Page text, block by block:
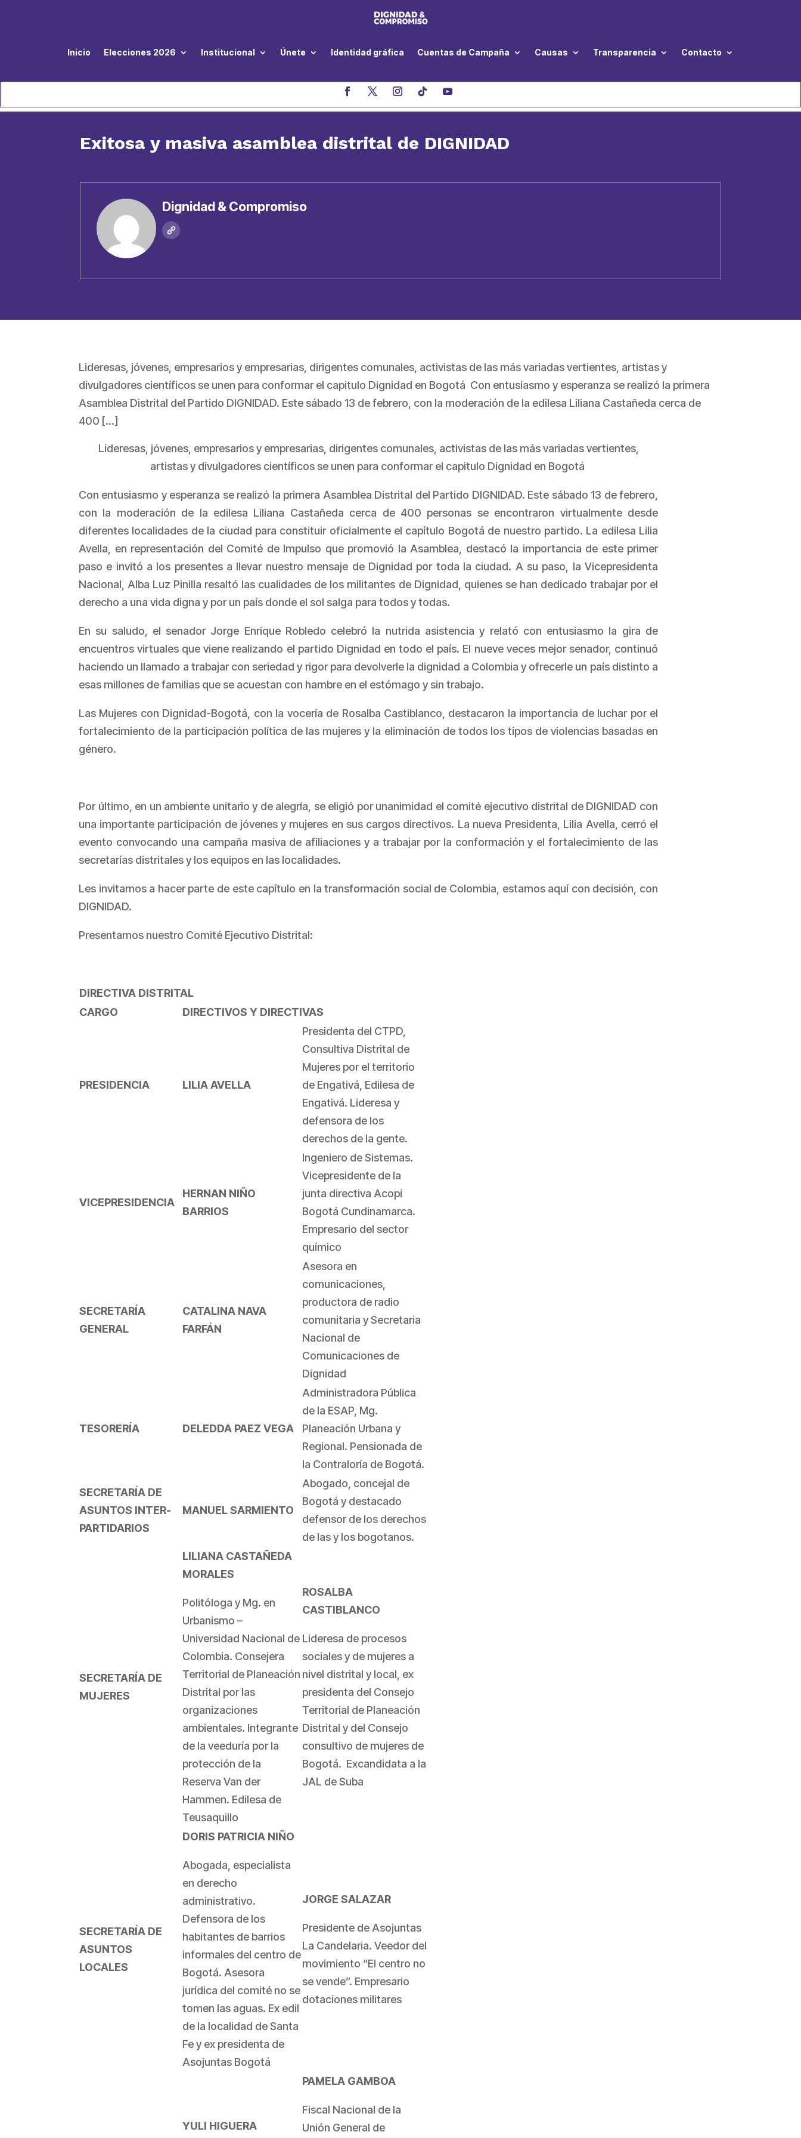
Inicio Elecciones 2026 Institucional Únete Identidad gráfica Cuentas de Campaña Causas Transparencia Contacto
Exitosa y masiva asamblea distrital de DIGNIDAD
Dignidad & Compromiso
Lideresas, jóvenes, empresarios y empresarias, dirigentes comunales, activistas de las más variadas vertientes, artistas y
divulgadores científicos se unen para conformar el capitulo Dignidad en Bogotá Con entusiasmo y esperanza se realizó la primera
Asamblea Distrital del Partido DIGNIDAD. Este sábado 13 de febrero, con la moderación de la edilesa Liliana Castañeda cerca de
400 […]
Lideresas, jóvenes, empresarios y empresarias, dirigentes comunales, activistas de las más variadas vertientes,
artistas y divulgadores científicos se unen para conformar el capitulo Dignidad en Bogotá
Con entusiasmo y esperanza se realizó la primera Asamblea Distrital del Partido DIGNIDAD. Este sábado 13 de febrero,
con la moderación de la edilesa Liliana Castañeda cerca de 400 personas se encontraron virtualmente desde
diferentes localidades de la ciudad para constituir oficialmente el capítulo Bogotá de nuestro partido. La edilesa Lilia
Avella, en representación del Comité de Impulso que promovió la Asamblea, destacó la importancia de este primer
paso e invitó a los presentes a llevar nuestro mensaje de Dignidad por toda la ciudad. A su paso, la Vicepresidenta
Nacional, Alba Luz Pinilla resaltó las cualidades de los militantes de Dignidad, quienes se han dedicado trabajar por el
derecho a una vida digna y por un país donde el sol salga para todos y todas.
En su saludo, el senador Jorge Enrique Robledo celebró la nutrida asistencia y relató con entusiasmo la gira de
encuentros virtuales que viene realizando el partido Dignidad en todo el país. El nueve veces mejor senador, continuó
haciendo un llamado a trabajar con seriedad y rigor para devolverle la dignidad a Colombia y ofrecerle un país distinto a
esas millones de familias que se acuestan con hambre en el estómago y sin trabajo.
Las Mujeres con Dignidad-Bogotá , con la vocería de Rosalba Castiblanco, destacaron la importancia de luchar por el
fortalecimiento de la participación política de las mujeres y la eliminación de todos los tipos de violencias basadas en
género.
Por último, en un ambiente unitario y de alegría, se eligió por unanimidad el comité ejecutivo distrital de DIGNIDAD con
una importante participación de jóvenes y mujeres en sus cargos directivos. La nueva Presidenta, Lilia Avella, cerró el
evento convocando una campaña masiva de afiliaciones y a trabajar por la conformación y el fortalecimiento de las
secretarías distritales y los equipos en las localidades.
Les invitamos a hacer parte de este capítulo en la transformación social de Colombia, estamos aquí con decisión, con
DIGNIDAD.
Presentamos nuestro Comité Ejecutivo Distrital:
DIRECTIVA DISTRITAL
CARGO
DIRECTIVOS Y DIRECTIVAS
PRESIDENCIA LILIA AVELLA
Presidenta del CTPD,
Consultiva Distrital de
Mujeres por el territorio
de Engativá, Edilesa de
Engativá. Lideresa y
defensora de los
derechos de la gente.
VICEPRESIDENCIA
HERNAN NIÑO
BARRIOS
Ingeniero de Sistemas.
Vicepresidente de la
junta directiva Acopi
Bogotá Cundinamarca.
Empresario del sector
químico
SECRETARÍA
GENERAL
CATALINA NAVA
FARFÁN
Asesora en
comunicaciones,
productora de radio
comunitaria y Secretaria
Nacional de
Comunicaciones de
Dignidad
TESORERÍA DELEDDA PAEZ VEGA
Administradora Pública
de la ESAP, Mg.
Planeación Urbana y
Regional. Pensionada de
la Contraloría de Bogotá.
SECRETARÍA DE
ASUNTOS INTER-
PARTIDARIOS
MANUEL SARMIENTO
Abogado, concejal de
Bogotá y destacado
defensor de los derechos
de las y los bogotanos.
SECRETARÍA DE
MUJERES
LILIANA CASTAÑEDA
MORALES
Politóloga y Mg. en
Urbanismo –
Universidad Nacional de
Colombia. Consejera
Territorial de Planeación
Distrital por las
organizaciones
ambientales. Integrante
de la veeduría por la
protección de la
Reserva Van der
Hammen. Edilesa de
Teusaquillo
ROSALBA
CASTIBLANCO
Lideresa de procesos
sociales y de mujeres a
nivel distrital y local, ex
presidenta del Consejo
Territorial de Planeación
Distrital y del Consejo
consultivo de mujeres de
Bogotá. Excandidata a la
JAL de Suba
SECRETARÍA DE
ASUNTOS
LOCALES
DORIS PATRICIA NIÑO
Abogada, especialista
en derecho
administrativo.
Defensora de los
habitantes de barrios
informales del centro de
Bogotá. Asesora
jurídica del comité no se
tomen las aguas. Ex edil
de la localidad de Santa
Fe y ex presidenta de
Asojuntas Bogotá
JORGE SALAZAR
Presidente de Asojuntas
La Candelaria. Veedor del
movimiento “El centro no
se vende”. Empresario
dotaciones militares
YULI HIGUERA
PAMELA GAMBOA
Fiscal Nacional de la
Unión General de